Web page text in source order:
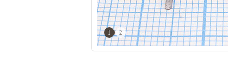
1 2